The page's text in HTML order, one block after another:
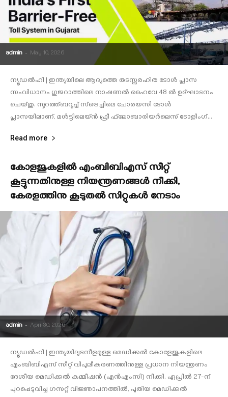
admin - May 10, 2026
ന്യൂഡല്‍ഹി | ഇന്ത്യയിലെ ആദ്യത്തെ തടസ്സരഹിത ടോൾ പ്ലാസ
സംവിധാനം ഗുജറാത്തിലെ നാഷണല്‍ ഹൈവേ 48 ല്‍ ഉദ്ഘാടനം
ചെയ്തു. സൂറത്ത്ബറൂച്ച് സ്‌ട്രെച്ചിലെ ചോരയസി ടോള്‍
പ്ലാസയിലാണ്, മള്‍ട്ടിലെയ്ന്‍ ഫ്രീ ഫ്‌ലോബാരിയര്‍ലെസ് ടോളിംഗ്...
Read more
കോളജുകളിൽ എംബിബിഎസ് സീറ്റ്
കൂട്ടുന്നതിനുള്ള നിയന്ത്രണങ്ങൾ നീക്കി,
കേരളത്തിനു കൂടുതൽ സിറ്റുകൾ നേടാം
admin - April 30, 2026
ന്യൂഡൽഹി | ഇന്ത്യയിലുടനീളമുള്ള മെഡിക്കൽ കോളേജുകളിലെ
എംബിബിഎസ് സീറ്റ് വിപുലീകരണത്തിനുള്ള പ്രധാന നിയന്ത്രണം
ദേശീയ മെഡിക്കൽ കമ്മീഷൻ (എൻഎംസി) നീക്കി. ഏപ്രിൽ 27-ന്
പുറപ്പെടുവിച്ച ഗസറ്റ് വിജ്ഞാപനത്തിൽ, പുതിയ മെഡിക്കൽ